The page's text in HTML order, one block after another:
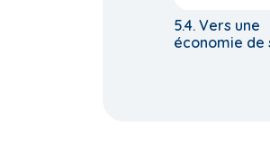
5.4. Vers une
économie de